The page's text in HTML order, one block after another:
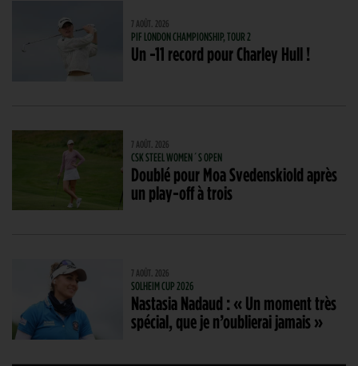
7 AOÛT. 2026
PIF LONDON CHAMPIONSHIP, TOUR 2
Un -11 record pour Charley Hull !
7 AOÛT. 2026
CSK STEEL WOMEN´S OPEN
Doublé pour Moa Svedenskiold après
un play-off à trois
7 AOÛT. 2026
SOLHEIM CUP 2026
Nastasia Nadaud : « Un moment très
spécial, que je n’oublierai jamais »